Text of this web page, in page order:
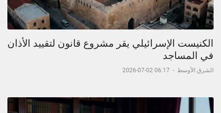
الكنيست الإسرائيلي يقر مشروع قانون لتقييد الأذان
في المساجد
الشرق الأوسط -
06:17 02-07-2026